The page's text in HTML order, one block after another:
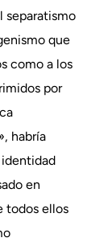
separatismo
que
como a los
por
habría
identidad
en
todos ellos